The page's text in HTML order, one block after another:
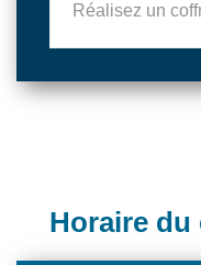
Réalisez un
Horaire du